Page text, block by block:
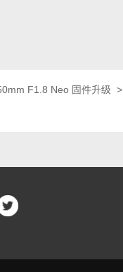
F1.8 Neo 固件升级 >